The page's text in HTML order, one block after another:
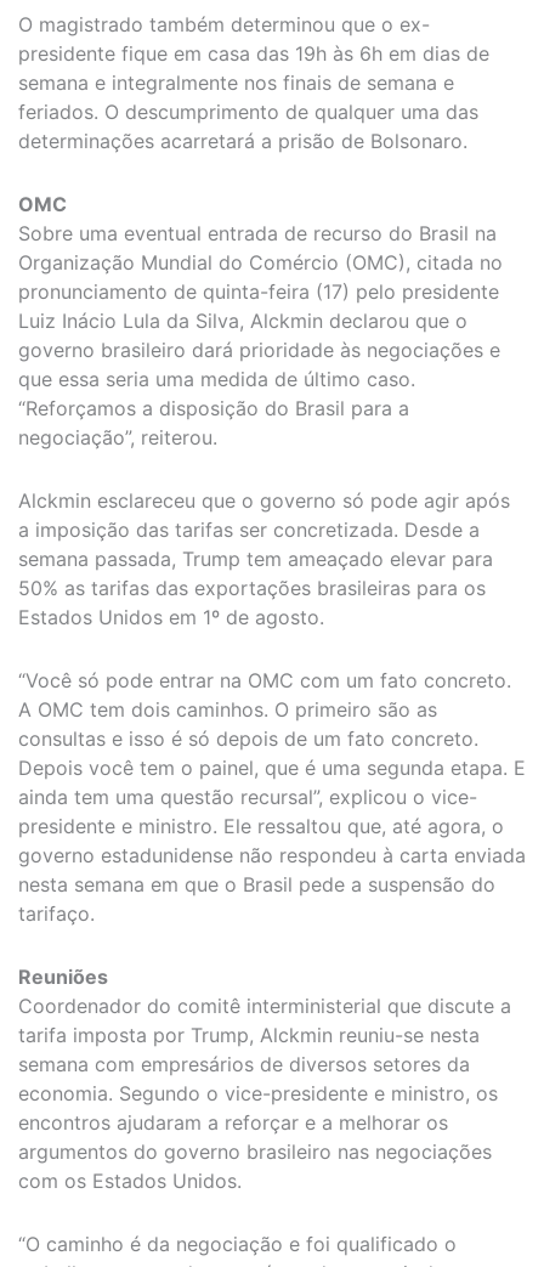
O magistrado também determinou que o ex-
presidente fique em casa das 19h às 6h em dias de
semana e integralmente nos finais de semana e
feriados. O descumprimento de qualquer uma das
determinações acarretará a prisão de Bolsonaro.
OMC
Sobre uma eventual entrada de recurso do Brasil na
Organização Mundial do Comércio (OMC), citada no
pronunciamento de quinta-feira (17) pelo presidente
Luiz Inácio Lula da Silva, Alckmin declarou que o
governo brasileiro dará prioridade às negociações e
que essa seria uma medida de último caso.
“Reforçamos a disposição do Brasil para a
negociação”, reiterou.
Alckmin esclareceu que o governo só pode agir após
a imposição das tarifas ser concretizada. Desde a
semana passada, Trump tem ameaçado elevar para
50% as tarifas das exportações brasileiras para os
Estados Unidos em 1º de agosto.
“Você só pode entrar na OMC com um fato concreto.
A OMC tem dois caminhos. O primeiro são as
consultas e isso é só depois de um fato concreto.
Depois você tem o painel, que é uma segunda etapa. E
ainda tem uma questão recursal”, explicou o vice-
presidente e ministro. Ele ressaltou que, até agora, o
governo estadunidense não respondeu à carta enviada
nesta semana em que o Brasil pede a suspensão do
tarifaço.
Reuniões
Coordenador do comitê interministerial que discute a
tarifa imposta por Trump, Alckmin reuniu-se nesta
semana com empresários de diversos setores da
economia. Segundo o vice-presidente e ministro, os
encontros ajudaram a reforçar e a melhorar os
argumentos do governo brasileiro nas negociações
com os Estados Unidos.
“O caminho é da negociação e foi qualificado o